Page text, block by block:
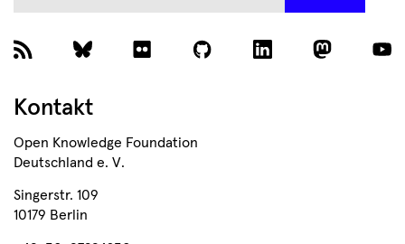
Kontakt
Open Knowledge Foundation
Deutschland e. V.
Singerstr. 109
10179 Berlin